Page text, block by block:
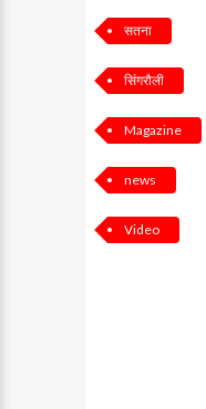
सतना
सिंगरौली
Magazine
news
Video